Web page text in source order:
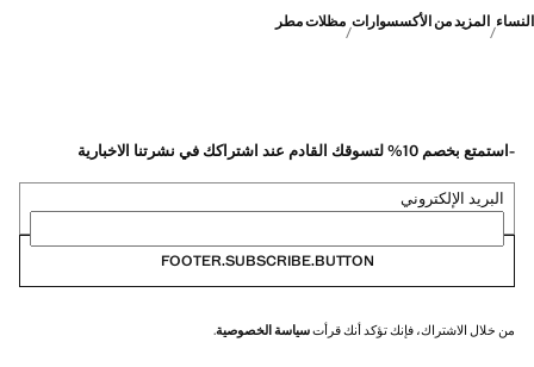
النساء المزيد من الأكسسوارات مظلات مطر
-استمتع بخصم 10% لتسوقك القادم عند اشتراكك في نشرتنا الاخبارية
البريد الإلكتروني
FOOTER.SUBSCRIBE.BUTTON
من خلال الاشتراك، فإنك تؤكد أنك قرأتسياسة الخصوصية.